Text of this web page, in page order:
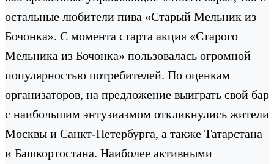
остальные любители пива «Старый Мельник из
Бочонка». С момента старта акция «Старого
Мельника из Бочонка» пользовалась огромной
популярностью потребителей. По оценкам
организаторов, на предложение выиграть свой бар
с наибольшим энтузиазмом откликнулись жители
Москвы и Санкт-Петербурга, а также Татарстана
и Башкортостана. Наиболее активными